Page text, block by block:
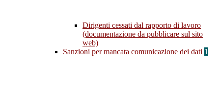
Dirigenti cessati dal rapporto di lavoro
(documentazione da pubblicare sul sito
web)
Sanzioni per mancata comunicazione dei dati 1